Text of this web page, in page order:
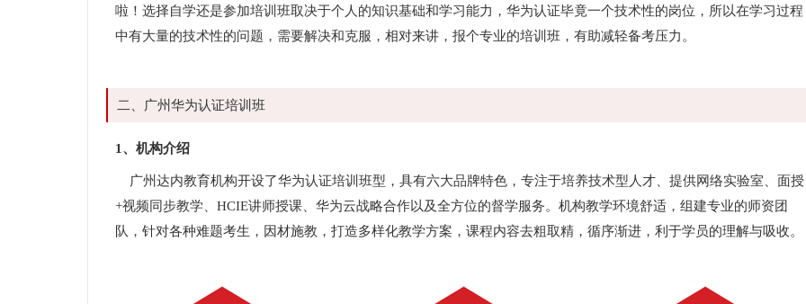
啦！选择自学还是参加培训班取决于个人的知识基础和学习能力，华为认证毕竟一个技术性的岗位，所以在学习过程
中有大量的技术性的问题，需要解决和克服，相对来讲，报个专业的培训班，有助减轻备考压力。
二、广州华为认证培训班
1、机构介绍
广州达内教育机构开设了华为认证培训班型，具有六大品牌特色，专注于培养技术型人才、提供网络实验室、面授
+视频同步教学、HCIE讲师授课、华为云战略合作以及全方位的督学服务。机构教学环境舒适，组建专业的师资团
队，针对各种难题考生，因材施教，打造多样化教学方案，课程内容去粗取精，循序渐进，利于学员的理解与吸收。